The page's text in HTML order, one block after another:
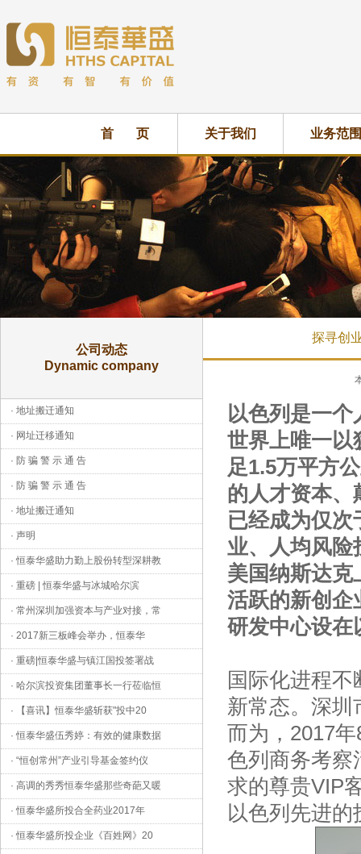
首 页 关于我们 业务范围
公司动态
Dynamic company
· 地址搬迁通知
· 网址迁移通知
· 防 骗 警 示 通 告
· 防 骗 警 示 通 告
· 地址搬迁通知
· 声明
·恒泰华盛助力勤上股份转型深耕教
· 重磅 | 恒泰华盛与冰城哈尔滨
· 常州深圳加强资本与产业对接，常
· 2017新三板峰会举办，恒泰华
· 重磅|恒泰华盛与镇江国投签署战
· 哈尔滨投资集团董事长一行莅临恒
· 【喜讯】恒泰华盛斩获"投中20
·恒泰华盛伍秀婷：有效的健康数据
· “恒创常州”产业引导基金签约仪
· 高调的秀秀恒泰华盛那些奇葩又暖
·恒泰华盛所投合全药业2017年
·恒泰华盛所投企业《百姓网》20
探寻创
以色列是一个
世界上唯一以
足1.5万平方
的人才资本、
已经成为仅
业、人均风险
美国纳斯达克
活跃的新创企
研发中心设在
国际化进程
新常态。深圳
而为，2017
色列商务考察
求的尊贵VIP
以色列先进